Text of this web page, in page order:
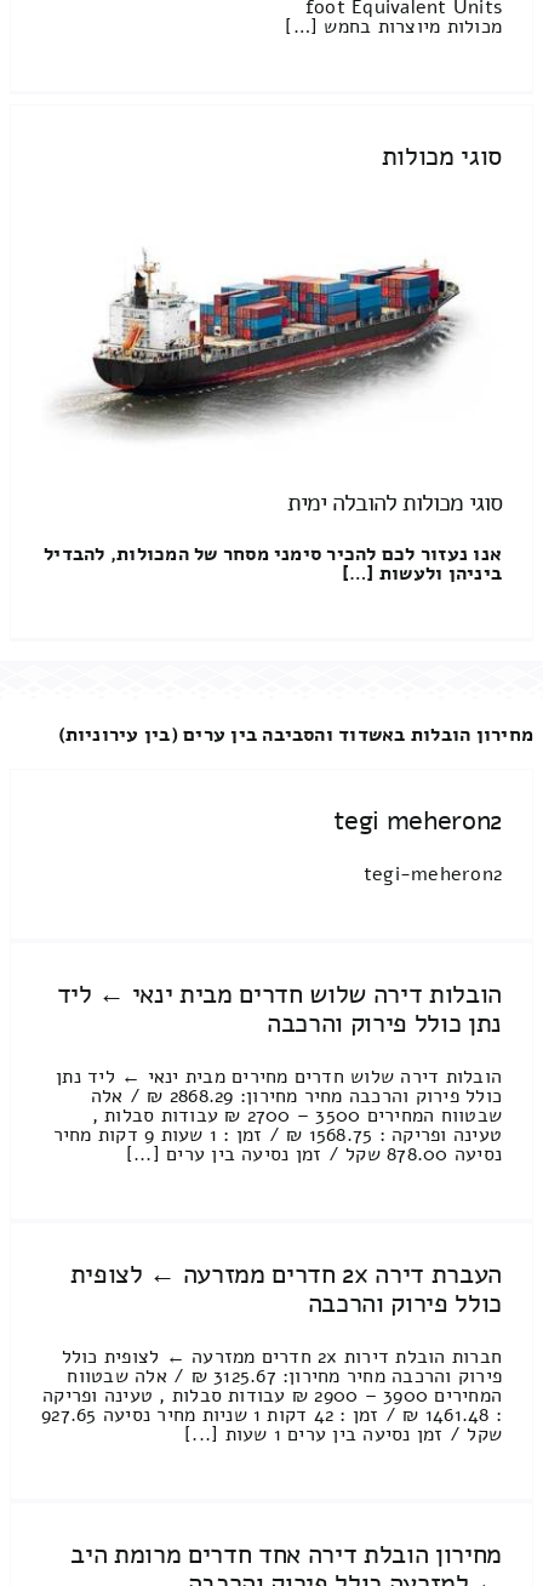
foot Equivalent Units
מכולות מיוצרות בחמש […]
סוגי מכולות
סוגי מכולות להובלה ימית
אנו נעזור לכם להכיר סימני מסחר של המכולות, להבדיל
ביניהן ולעשות […]
מחירון הובלות באשדוד והסביבה בין ערים (בין עירוניות)
tegi meheron2
tegi-meheron2
הובלות דירה שלוש חדרים מבית ינאי ← ליד
נתן כולל פירוק והרכבה
הובלות דירה שלוש חדרים מחירים מבית ינאי ← ליד נתן
כולל פירוק והרכבה מחיר מחירון: 2868.29 ₪ / אלה
שבטווח המחירים 3500 – 2700 ₪ עבודות סבלות ,
טעינה ופריקה : 1568.75 ₪ / זמן : 1 שעות 9 דקות מחיר
נסיעה 878.00 שקל / זמן נסיעה בין ערים [...]
העברת דירה 2x חדרים ממזרעה ← לצופית
כולל פירוק והרכבה
חברות הובלת דירות 2x חדרים ממזרעה ← לצופית כולל
פירוק והרכבה מחיר מחירון: 3125.67 ₪ / אלה שבטווח
המחירים 3900 – 2900 ₪ עבודות סבלות , טעינה ופריקה
: 1461.48 ₪ / זמן : 42 דקות 1 שניות מחיר נסיעה 927.65
שקל / זמן נסיעה בין ערים 1 שעות [...]
מחירון הובלת דירה אחד חדרים מרומת היב